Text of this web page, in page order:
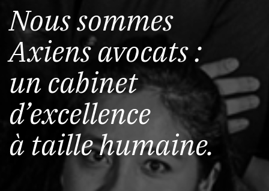
Nous sommes
Axiens avocats :
un cabinet
d’excellence
à taille humaine.